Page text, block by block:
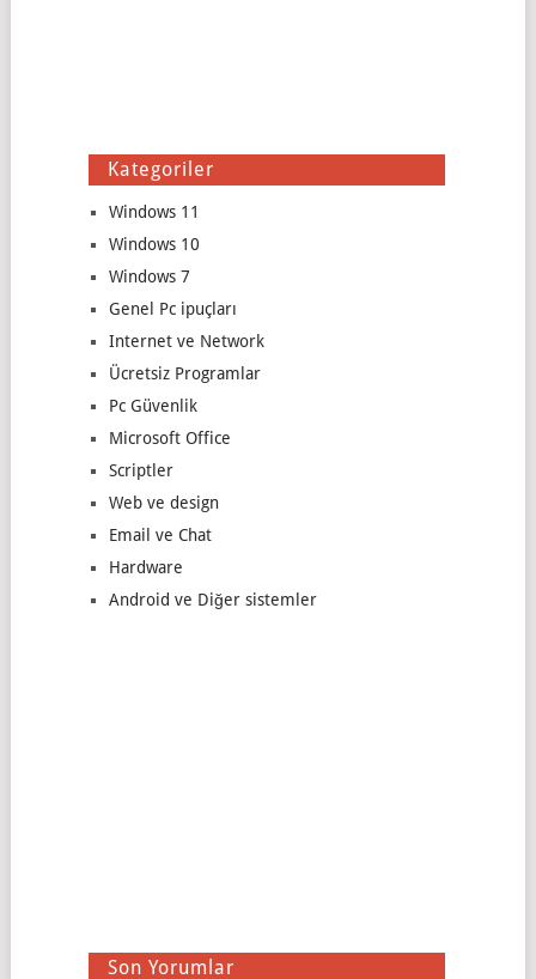
Kategoriler
Windows 11
Windows 10
Windows 7
Genel Pc ipuçları
Internet ve Network
Ücretsiz Programlar
Pc Güvenlik
Microsoft Office
Scriptler
Web ve design
Email ve Chat
Hardware
Android ve Diğer sistemler
Son Yorumlar